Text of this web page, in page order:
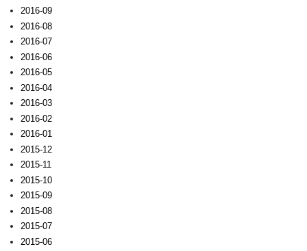
2016-09
2016-08
2016-07
2016-06
2016-05
2016-04
2016-03
2016-02
2016-01
2015-12
2015-11
2015-10
2015-09
2015-08
2015-07
2015-06